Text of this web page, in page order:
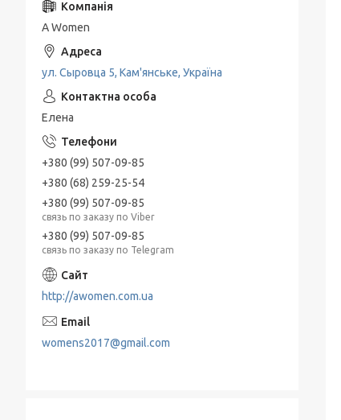
A Women
ул. Сыровца 5, Кам'янське, Україна
Елена
+380 (99) 507-09-85
+380 (68) 259-25-54
+380 (99) 507-09-85
связь по заказу по Viber
+380 (99) 507-09-85
связь по заказу по Telegram
http://awomen.com.ua
womens2017@gmail.com